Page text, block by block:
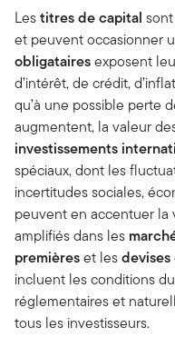
Lestitres de capital
et peuvent occasionner
obligatairesexposent
d’intérêt, de crédit,
qu’à une possible perte
augmentent, la valeur
investissements
spéciaux, dont les
incertitudes sociales,
peuvent en accentuer la
amplifiés dans les
premièreset lesdevises
incluent les conditions
réglementaires et
tous les investisseurs.